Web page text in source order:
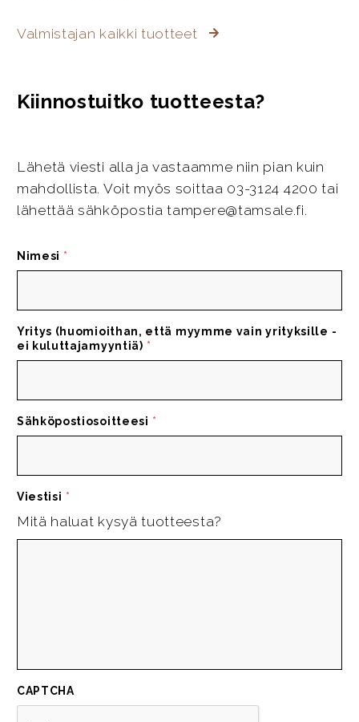
Valmistajan kaikki tuotteet
Kiinnostuitko tuotteesta?
Lähetä viesti alla ja vastaamme niin pian kuin
mahdollista. Voit myös soittaa 03-3124 4200 tai
lähettää sähköpostia tampere@tamsale.fi.
Nimesi *
Yritys (huomioithan, että myymme vain yrityksille -
ei kuluttajamyyntiä) *
Sähköpostiosoitteesi *
Viestisi *
Mitä haluat kysyä tuotteesta?
CAPTCHA